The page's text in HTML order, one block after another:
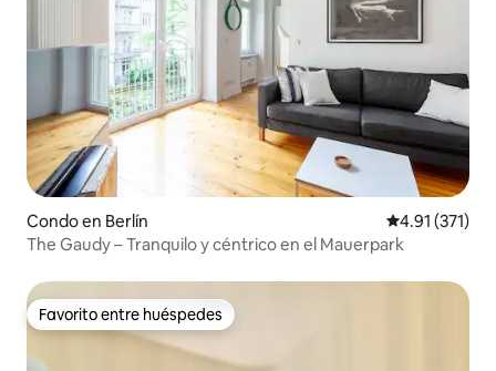
Condo en Berlín Calificación
4.91 (371)
The Gaudy – Tranquilo y céntrico en el Mauerpark
Favorito entre huéspedes
Favorito entre huéspedes